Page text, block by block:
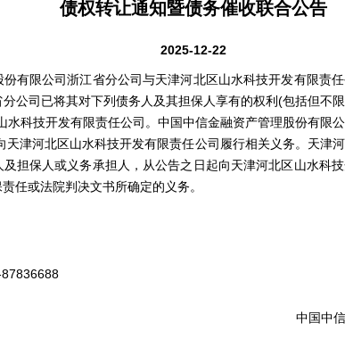
债权转让通知暨债务催收联合公告
2025-12-22
限公司浙江省分公司与天津河北区山水科技开发有限责
公司已将其对下列债务人及其担保人享有的权利(包括但不
科技开发有限责任公司。中国中信金融资产管理股份有限
天津河北区山水科技开发有限责任公司履行相关义务。天津
担保人或义务承担人，从公告之日起向天津河北区山水科
任或法院判决文书所确定的义务。
中国中